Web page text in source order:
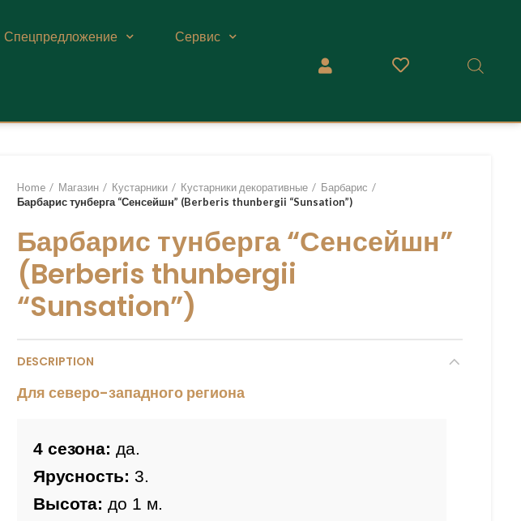
Спецпредложение Сервис
Home Магазин Кустарники Кустарники декоративные
Барбарис
Барбарис тунберга “Сенсейшн” (Berberis thunbergii “Sunsation”)
Барбарис тунберга “Сенсейшн”
(Berberis thunbergii
“Sunsation”)
DESCRIPTION
Для северо-западного региона
4 сезона: да.
Ярусность: 3.
Высота: до 1 м.